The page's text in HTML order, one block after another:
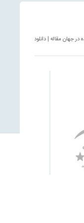
جهان مقاله | دانلود مقاله | دانلود